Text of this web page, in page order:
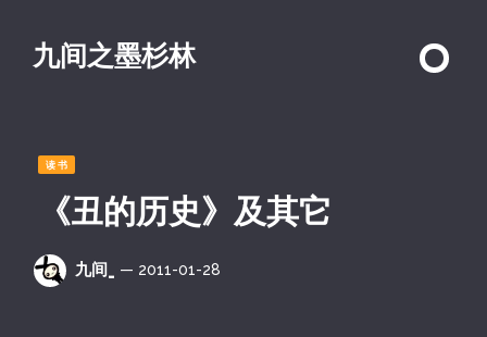
九间之墨杉林
读书
《丑的历史》及其它
九间_ — 2011-01-28